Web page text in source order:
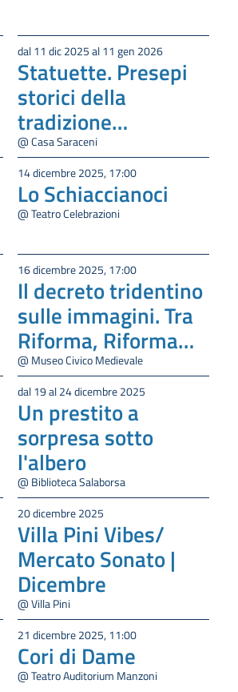
dal 11 dic 2025 al 11 gen 2026
Statuette. Presepi
storici della
tradizione
bolognese”
@ Casa Saraceni
14 dicembre 2025, 17:00
Lo Schiaccianoci
@ Teatro Celebrazioni
16 dicembre 2025, 17:00
Il decreto tridentino
sulle immagini. Tra
Riforma, Riforma
cattolica e
Controriforma
@ Museo Civico Medievale
dal 19 al 24 dicembre 2025
Un prestito a
sorpresa sotto
l'albero
@ Biblioteca Salaborsa
20 dicembre 2025
Villa Pini Vibes/
Mercato Sonato |
Dicembre
@ Villa Pini
21 dicembre 2025, 11:00
Cori di Dame
@ Teatro Auditorium Manzoni